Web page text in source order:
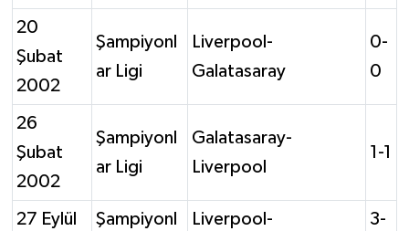
20
Şubat
2002
Şampiyonl
ar Ligi
Liverpool-
Galatasaray
0-
0
26
Şubat
2002
Şampiyonl
ar Ligi
Galatasaray-
Liverpool
1-1
27 Eylül
Şampiyonl
Liverpool-
3-